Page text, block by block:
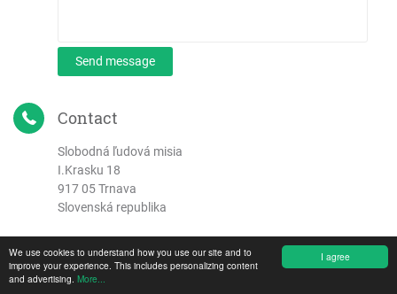
I agree
We use cookies to understand how you use our site and to
improve your experience. This includes personalizing content
and advertising. More...
Send message
Contact
Slobodná ľudová misia
I.Krasku 18
917 05 Trnava
Slovenská republika
email: info (at) misia.sk